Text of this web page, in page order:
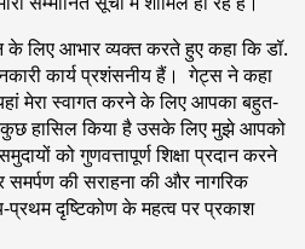
लिए आभार व्यक्त करते हुए कहा कि डॉ.
कार्य प्रशंसनीय हैं। गेट्स ने कहा
मेरा स्वागत करने के लिए आपका बहुत-
हासिल किया है उसके लिए मुझे आपको
को गुणवत्तापूर्ण शिक्षा प्रदान करने
की सराहना की और नागरिक
प्रथम दृष्टिकोण के महत्व पर प्रकाश